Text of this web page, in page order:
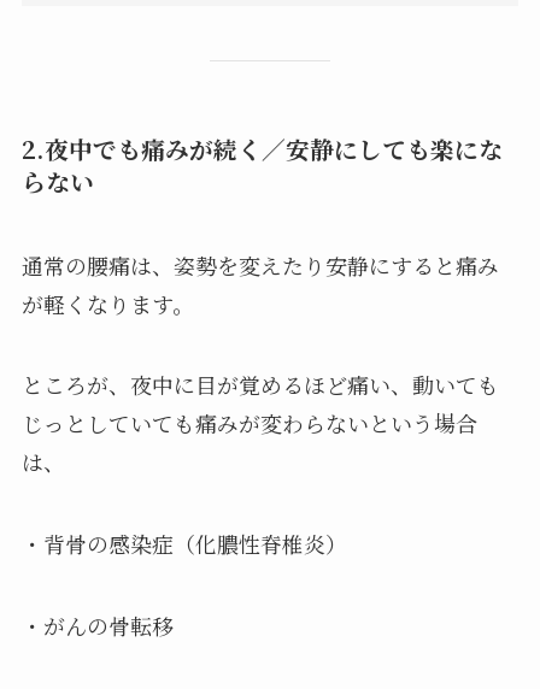
2.夜中でも痛みが続く／安静にしても楽にな
らない
通常の腰痛は、姿勢を変えたり安静にすると痛み
が軽くなります。
ところが、夜中に目が覚めるほど痛い、動いても
じっとしていても痛みが変わらないという場合
は、
・背骨の感染症（化膿性脊椎炎）
・がんの骨転移